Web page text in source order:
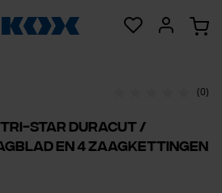
(0)
Star DuraCut /
en 4 zaagkettingen